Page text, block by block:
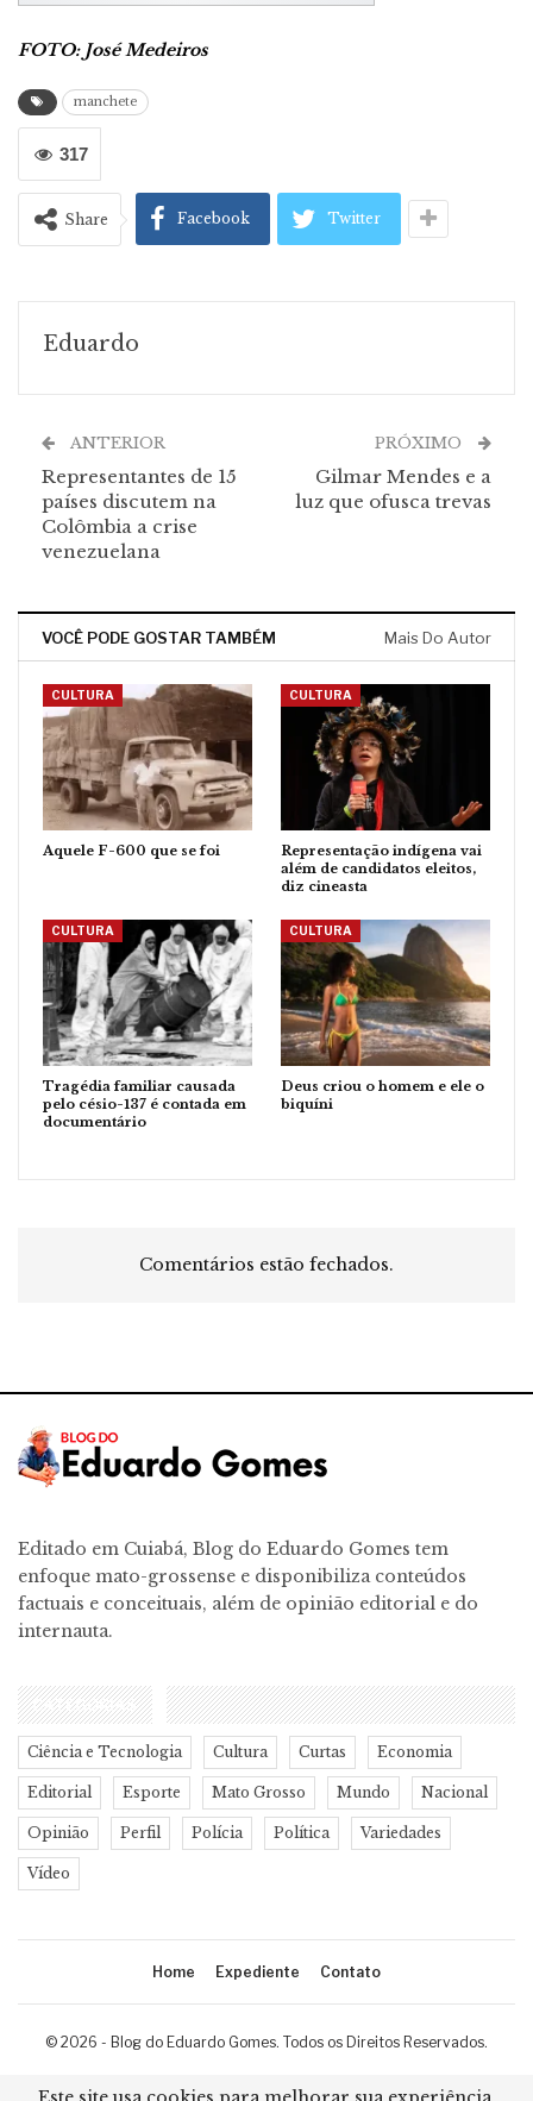
FOTO: José Medeiros
manchete
317
Share Facebook Twitter
Eduardo
ANTERIOR
Representantes de 15
países discutem na
Colômbia a crise
venezuelana
PRÓXIMO
Gilmar Mendes e a
luz que ofusca trevas
VOCÊ PODE GOSTAR TAMBÉM Mais Do Autor
CULTURA
Aquele F-600 que se foi
CULTURA
Representação indígena vai
além de candidatos eleitos,
diz cineasta
CULTURA
Tragédia familiar causada
pelo césio-137 é contada em
documentário
CULTURA
Deus criou o homem e ele o
biquíni
Comentários estão fechados.
Editado em Cuiabá, Blog do Eduardo Gomes tem
enfoque mato-grossense e disponibiliza conteúdos
factuais e conceituais, além de opinião editorial e do
internauta.
CATEGORIAS
Ciência e Tecnologia Cultura Curtas Economia
Editorial Esporte Mato Grosso Mundo Nacional
Opinião Perfil Polícia Política Variedades
Vídeo
Home Expediente Contato
© 2026 - Blog do Eduardo Gomes. Todos os Direitos Reservados.
Desenvolvimento:Ricard Cristian